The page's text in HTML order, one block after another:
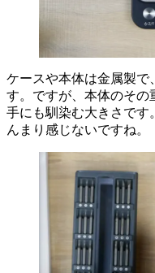
ケースや本体は金属製で
す。ですが、本体のその
手にも馴染む大きさです
んまり感じないですね。